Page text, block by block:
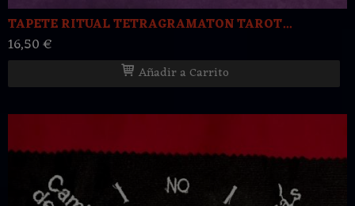
TAPETE RITUAL TETRAGRAMATON TAROT...
16,50 €
Añadir a Carrito